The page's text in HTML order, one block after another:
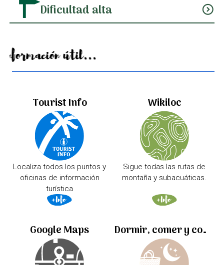
Dificultad alta expand_circle_down
Información útil...
Tourist Info
Localiza todos los puntos y
oficinas de información
turística
Wikiloc
Sigue todas las rutas de
montaña y subacuáticas.
Google Maps Dormir, comer y comprar